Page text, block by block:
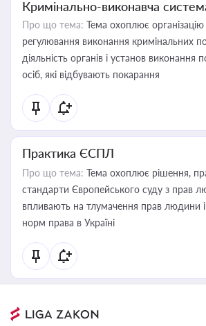
Кримінально-виконавча
Про що тема: Тема охоплює
регулювання виконання кримінальних
діяльність органів і установ виконання
осіб, які відбувають покарання
Практика ЄСПЛ
Про що тема: Тема охоплює рішення,
стандарти Європейського суду з прав
впливають на тлумачення прав людини і
норм права в Україні